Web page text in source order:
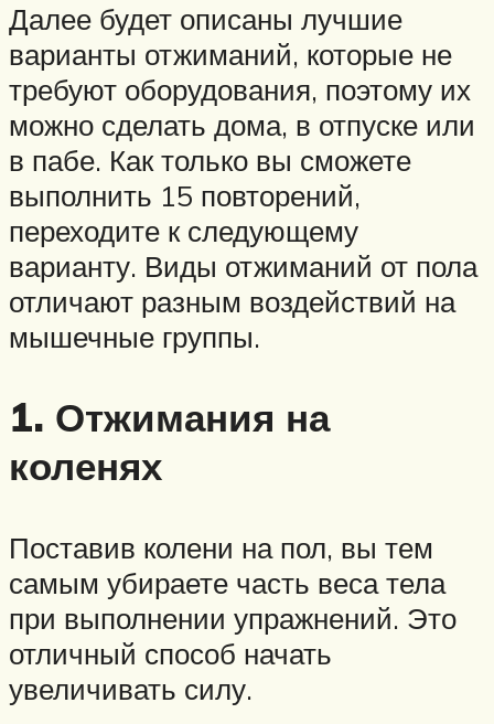
Далее будет описаны лучшие
варианты отжиманий, которые не
требуют оборудования, поэтому их
можно сделать дома, в отпуске или
в пабе. Как только вы сможете
выполнить 15 повторений,
переходите к следующему
варианту. Виды отжиманий от пола
отличают разным воздействий на
мышечные группы.
1. Отжимания на
коленях
Поставив колени на пол, вы тем
самым убираете часть веса тела
при выполнении упражнений. Это
отличный способ начать
увеличивать силу.